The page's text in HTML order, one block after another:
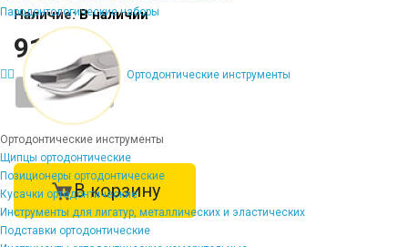
Пародонтологические наборы
Ортодонтические инструменты
Ортодонтические инструменты
Щипцы ортодонтические
Позиционеры ортодонтические
Кусачки ортодонтические
Инструменты для лигатур, металлических и эластических
Подставки ортодонтические
Наличие:В наличии
911 ₽
- +
В корзину